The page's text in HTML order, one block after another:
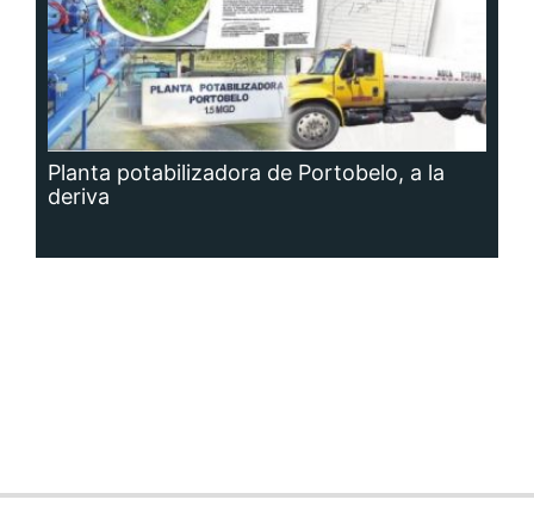
Planta potabilizadora de Portobelo, a la
deriva